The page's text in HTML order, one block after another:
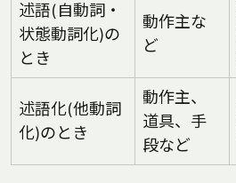
述語(自動詞・
状態動詞化)の
とき
動作主な
ど
述語化(他動詞
化)のとき
動作主、
道具、手
段など